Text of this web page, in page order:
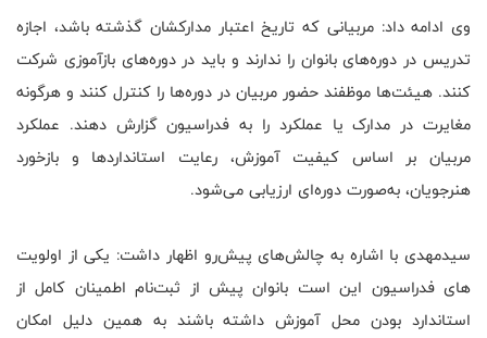
وی ادامه داد: مربیانی که تاریخ اعتبار مدارکشان گذشته باشد، اجازه
تدریس در دوره‌های بانوان را ندارند و باید در دوره‌های بازآموزی شرکت
کنند. هیئت‌ها موظفند حضور مربیان در دوره‌ها را کنترل کنند و هرگونه
مغایرت در مدارک یا عملکرد را به فدراسیون گزارش دهند. عملکرد
مربیان بر اساس کیفیت آموزش، رعایت استانداردها و بازخورد
هنرجویان، به‌صورت دوره‌ای ارزیابی می‌شود.
سیدمهدی با اشاره به چالش‌های پیش‌رو اظهار داشت: یکی از اولویت
های فدراسیون این است بانوان پیش از ثبت‌نام اطمینان کامل از
استاندارد بودن محل آموزش داشته باشند به همین دلیل امکان